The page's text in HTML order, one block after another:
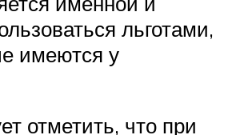
льготами,
имеются у
отметить, что при